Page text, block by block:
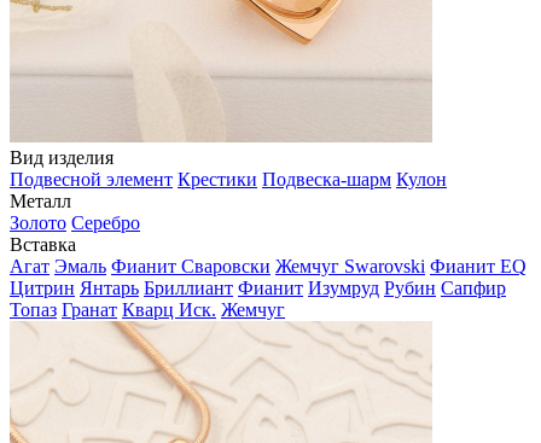
Вид изделия
Подвесной элемент Крестики Подвеска-шарм Кулон
Металл
Золото Серебро
Вставка
Агат Эмаль Фианит Сваровски Жемчуг Swarovski Фианит EQ
Цитрин Янтарь Бриллиант Фианит Изумруд Рубин Сапфир
Топаз Гранат Кварц Иск. Жемчуг